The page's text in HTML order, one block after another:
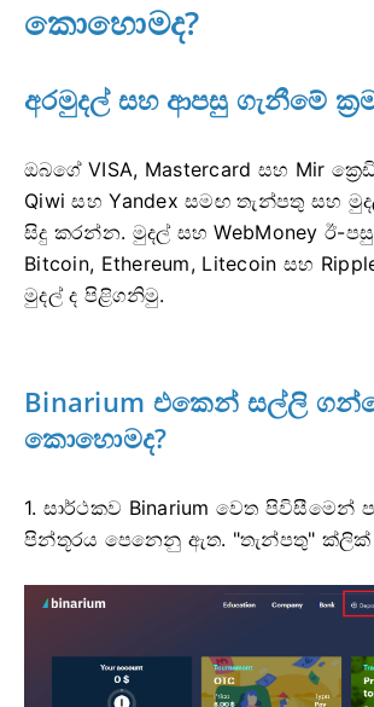
කොහොමද?
අරමුදල් සහ ආපසු ගැනීමේ
ඔබගේ VISA, Mastercard සහ Mir
Qiwi සහ Yandex සමඟ තැන්පතු සහ
සිදු කරන්න. මුදල් සහ WebMoney ඊ-
Bitcoin, Ethereum, Litecoin සහ
මුදල් ද පිළිගනිමු.
Binarium එකෙන් සල්ලි
කොහොමද?
1. සාර්ථකව Binarium වෙත පිවිසීමෙන්
පින්තූරය පෙනෙනු ඇත. "තැන්පතු"